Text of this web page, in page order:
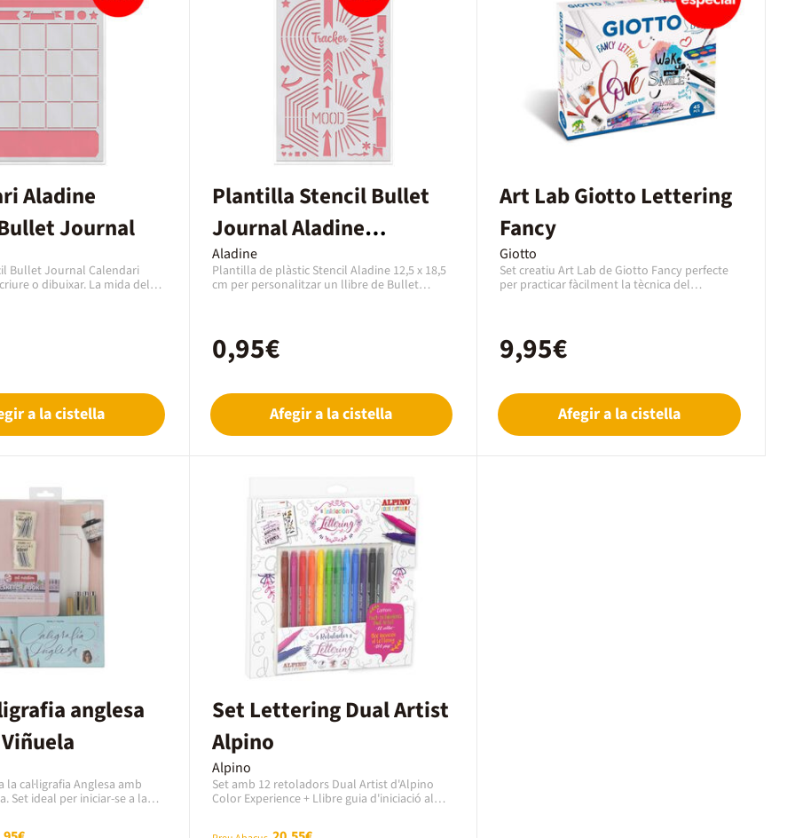
Aladine
Journal
Bullet Journal Calendari
o dibuixar. La mida dels
marcadors, pintura
Netejar amb aigua i
a la cistella
Plantilla Stencil Bullet
Journal Aladine
mesuradors
Aladine
Plantilla de plàstic Stencil Aladine 12,5 x 18,5
cm per personalitzar un llibre de Bullet
banderes per escriure o dibujar. Es fa servir
amb retoladors, marcadors, pintura o tinta
0,95€
Afegir a la cistella
Art Lab Giotto Lettering
Fancy
Giotto
Set creatiu Art Lab de Giotto Fancy perfecte
per practicar fàcilment la tècnica del
els retoladors amb punta de pinzell amb el
paper blanc de gra fi. Els retoladors Turbo
llapis de grafit, 1 maquineta de metall, 1 bloc
de Canson Lettering de 20 fulls en format A4,
1 plantilla de lletres i 1 llibre creatiu.
9,95€
Afegir a la cistella
anglesa
la cal·ligrafia Anglesa amb
Set ideal per iniciar-se a la
les paraules i els textos,
Set Lettering Dual Artist
Alpino
Alpino
Set amb 12 retoladors Dual Artist d'Alpino
Color Experience + Llibre guia d'iniciació al
d'Alpino Color Experience de colors vius i